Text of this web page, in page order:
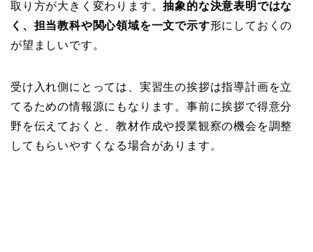
取り方が大きく変わります。抽象的な決意表明ではな
く、担当教科や関心領域を一文で示す形にしておくの
が望ましいです。
受け入れ側にとっては、実習生の挨拶は指導計画を立
てるための情報源にもなります。事前に挨拶で得意分
野を伝えておくと、教材作成や授業観察の機会を調整
してもらいやすくなる場合があります。